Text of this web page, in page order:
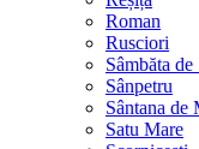
Roman
Rusciori
Sâmbăta de
Sânpetru
Sântana de
Satu Mare